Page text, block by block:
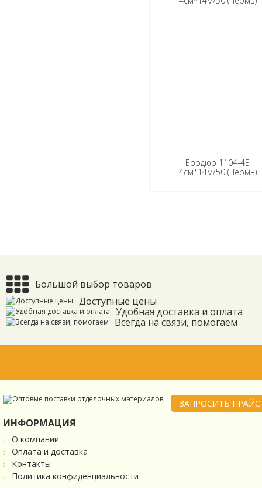
Бордюр 1104-4Б
4см*14м/50 (Пермь)
Большой выбор товаров
Доступные цены
Удобная доставка и оплата
Всегда на связи, помогаем
ЗАПРОСИТЬ ПРАЙС
ИНФОРМАЦИЯ
О компании
Оплата и доставка
Контакты
Политика конфиденциальности